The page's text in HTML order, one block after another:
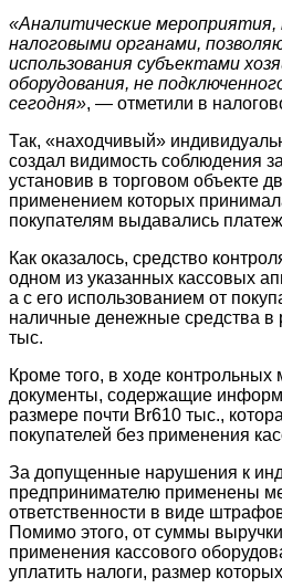
«Аналитические
налоговыми органами,
использования субъектами
оборудования, не
сегодня», — отметили в
Так, «находчивый»
создал видимость соблюдения
установив в торговом объекте
применением которых
покупателям выдавались
Как оказалось, средство
одном из указанных кассовых
а с его использованием от
наличные денежные средства в
тыс.
Кроме того, в ходе
документы, содержащие
размере почти Br610 тыс.,
покупателей без применения
За допущенные нарушения к
предпринимателю применены
ответственности в виде
Помимо этого, от суммы
применения кассового
уплатить налоги, размер